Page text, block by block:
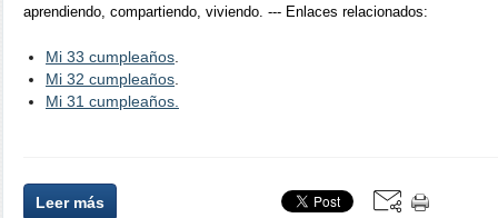
aprendiendo, compartiendo, viviendo. --- Enlaces relacionados:
Mi 33 cumpleaños
Mi 32 cumpleaños
Mi 31 cumpleaños.
Leer más